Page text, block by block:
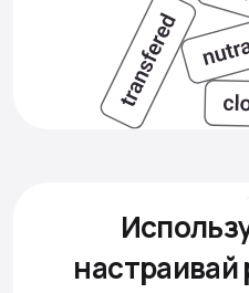
настраивай